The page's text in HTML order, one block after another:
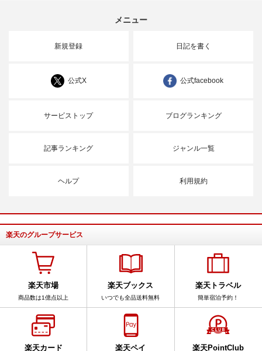
メニュー
新規登録 日記を書く
公式X 公式facebook
サービストップ ブログランキング
記事ランキング ジャンル一覧
ヘルプ 利用規約
楽天のグループサービス
楽天市場
商品数は1億点以上
楽天ブックス
いつでも全品送料無料
楽天トラベル
簡単宿泊予約！
楽天カード 楽天ペイ 楽天PointClub